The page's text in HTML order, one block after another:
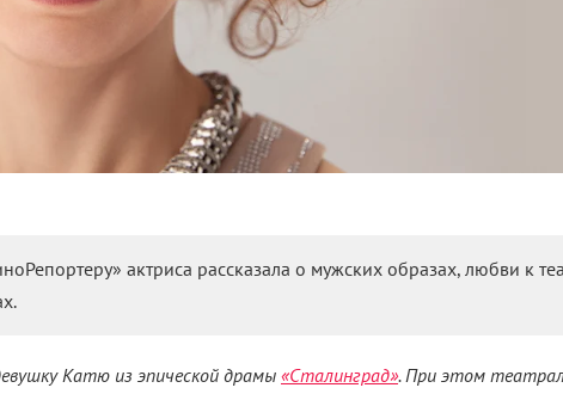
актриса рассказала о мужских образах, любви к
Катю из эпической драмы «Сталинград». При этом